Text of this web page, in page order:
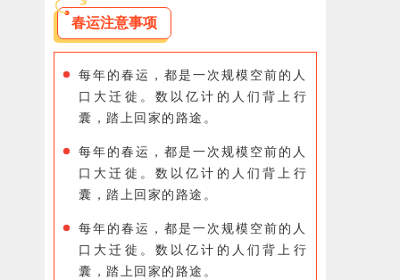
春运注意事项
每年的春运，都是一次规模空前的人
口大迁徙。数以亿计的人们背上行
囊，踏上回家的路途。
每年的春运，都是一次规模空前的人
口大迁徙。数以亿计的人们背上行
囊，踏上回家的路途。
每年的春运，都是一次规模空前的人
口大迁徙。数以亿计的人们背上行
囊，踏上回家的路途。